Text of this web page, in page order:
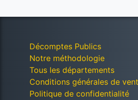
Décomptes Publics
Notre méthodologie
Tous les départements
Conditions générales de
Politique de confidentialité